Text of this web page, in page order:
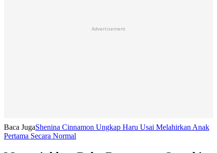
Advertisement
Baca JugaShenina Cinnamon Ungkap Haru Usai Melahirkan Anak
Pertama Secara Normal